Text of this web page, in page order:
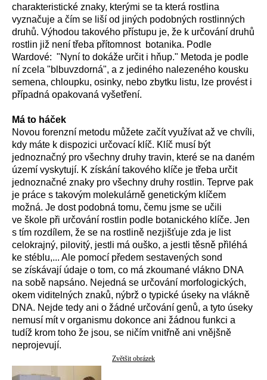
charakteristické znaky, kterými se ta která rostlina
vyznačuje a čím se liší od jiných podobných rostlinných
druhů. Výhodou takového přístupu je, že k určování druhů
rostlin již není třeba přítomnost botanika. Podle
Wardové: "Nyní to dokáže určit i hňup." Metoda je podle
ní zcela "blbuvzdorná", a z jediného nalezeného kousku
semena, chloupku, osinky, nebo zbytku listu, lze provést i
případná opakovaná vyšetření.
Má to háček
Novou forenzní metodu můžete začít využívat až ve chvíli,
kdy máte k dispozici určovací klíč. Klíč musí být
jednoznačný pro všechny druhy travin, které se na daném
území vyskytují. K získání takového klíče je třeba určit
jednoznačné znaky pro všechny druhy rostlin. Teprve pak
je práce s takovým molekulárně genetickým klíčem
možná. Je dost podobná tomu, čemu jsme se učili
ve škole při určování rostlin podle botanického klíče. Jen
s tím rozdílem, že se na rostlině nezjišťuje zda je list
celokrajný, pilovitý, jestli má ouško, a jestli těsně přiléhá
ke stéblu,... Ale pomocí předem sestavených sond
se získávají údaje o tom, co má zkoumané vlákno DNA
na sobě napsáno. Nejedná se určování morfologických,
okem viditelných znaků, nýbrž o typické úseky na vlákně
DNA. Nejde tedy ani o žádné určování genů, a tyto úseky
nemusí mít v organismu dokonce ani žádnou funkci a
tudíž krom toho že jsou, se ničím vnitřně ani vnějšně
neprojevují.
Zvětšit obrázek